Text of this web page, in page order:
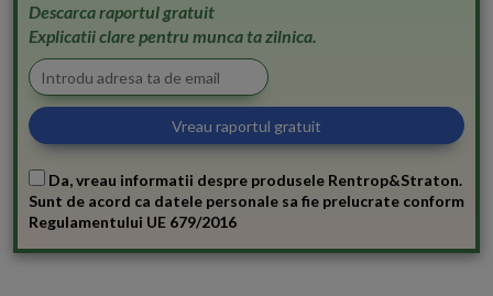
Descarca raportul gratuit
Explicatii clare pentru munca ta zilnica.
Da, vreau informatii despre produsele Rentrop&Straton.
Sunt de acord ca datele personale sa fie prelucrate conform
Regulamentului UE 679/2016